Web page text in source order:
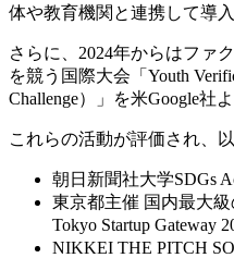
体や教育機関と連携して導
さらに、2024年からはファ
を競う国際大会「Youth
Challenge）」を米Google社
これらの活動が評価され、
朝日新聞社大学SDGs
東京都主催 国内最大
Tokyo Startup Gateway
NIKKEI THE PITCH